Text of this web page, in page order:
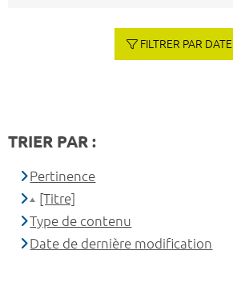
FILTRER PAR DATE
TRIER PAR :
Pertinence
[Titre]
Type de contenu
Date de dernière modification